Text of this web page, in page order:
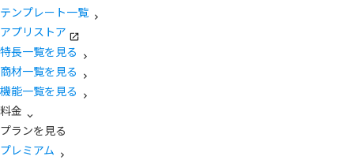
テンプレート一覧
アプリストア
特長一覧を見る
商材一覧を見る
機能一覧を見る
料金
プランを見る
プレミアム